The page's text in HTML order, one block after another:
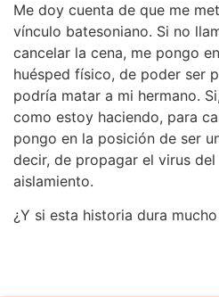
Me doy cuenta de que me
vínculo batesoniano. Si no
cancelar la cena, me pongo
huésped físico, de poder ser
podría matar a mi hermano.
como estoy haciendo, para
pongo en la posición de ser
decir, de propagar el virus
aislamiento.
¿Y si esta historia dura